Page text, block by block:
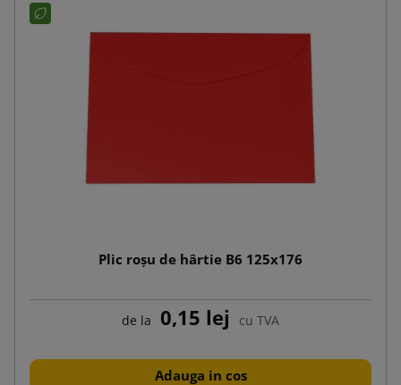
Plic roșu de hârtie B6 125x176
de la 0,15 lej cu TVA
Adauga in cos